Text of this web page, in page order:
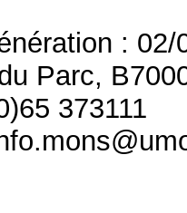
: 02/
Parc,
373111